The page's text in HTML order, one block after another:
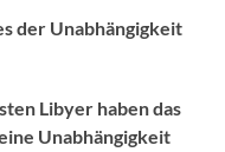
der Unabhängigkeit
Libyer haben das
Unabhängigkeit